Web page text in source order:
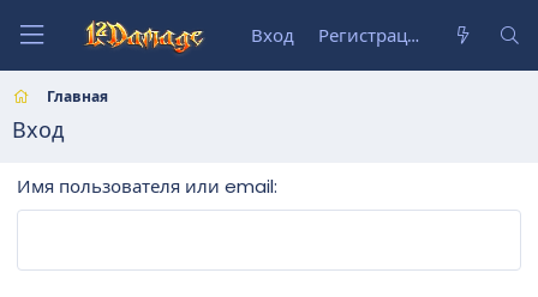
Вход Регистрация
Главная
Вход
Имя пользователя или email